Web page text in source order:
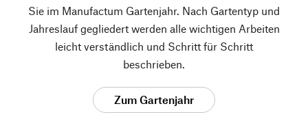
Sie im Manufactum Gartenjahr. Nach Gartentyp und
Jahreslauf gegliedert werden alle wichtigen Arbeiten
leicht verständlich und Schritt für Schritt
beschrieben.
Zum Gartenjahr